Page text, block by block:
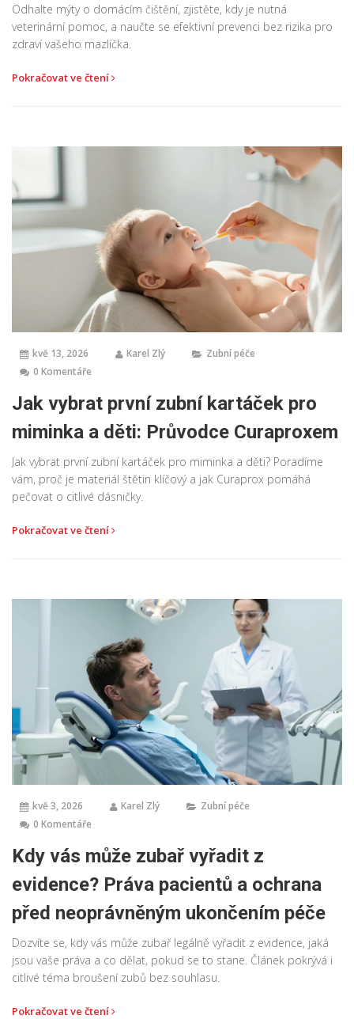
Odhalte mýty o domácím čištění, zjistěte, kdy je nutná
veterinární pomoc, a naučte se efektivní prevenci bez rizika pro
zdraví vašeho mazlíčka.
Pokračovat ve čtení
kvě 13, 2026 Karel Zlý
Zubní péče
0 Komentáře
Jak vybrat první zubní kartáček pro
miminka a děti: Průvodce Curaproxem
Jak vybrat první zubní kartáček pro miminka a děti? Poradíme
vám, proč je materiál štětin klíčový a jak Curaprox pomáhá
pečovat o citlivé dásničky.
Pokračovat ve čtení
kvě 3, 2026 Karel Zlý
Zubní péče
0 Komentáře
Kdy vás může zubař vyřadit z
evidence? Práva pacientů a ochrana
před neoprávněným ukončením péče
Dozvíte se, kdy vás může zubař legálně vyřadit z evidence, jaká
jsou vaše práva a co dělat, pokud se to stane. Článek pokrývá i
citlivé téma broušení zubů bez souhlasu.
Pokračovat ve čtení